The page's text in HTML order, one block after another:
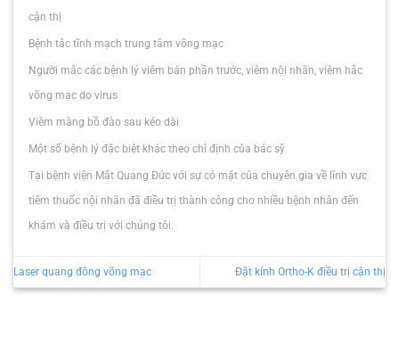
cận thị
Bệnh tắc tĩnh mạch trung tâm võng mạc
Người mắc các bệnh lý viêm bán phần trước, viêm nội nhãn, viêm hắc
võng mạc do virus
Viêm màng bồ đào sau kéo dài
Một số bệnh lý đặc biệt khác theo chỉ định của bác sỹ
Tại bệnh viện Mắt Quang Đức với sự có mặt của chuyên gia về lĩnh vực
tiêm thuốc nội nhãn đã điều trị thành công cho nhiều bệnh nhân đến
khám và điều trị với chúng tôi.
Laser quang đông võng mạc Đặt kính Ortho-K điều trị cận thị